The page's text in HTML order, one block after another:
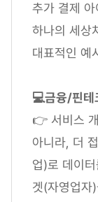
추가 결제
하나의 세상
대표적인 예
💻금융/핀테
👉 서비스
아니라, 더
업)로 데이
겟(자영업자